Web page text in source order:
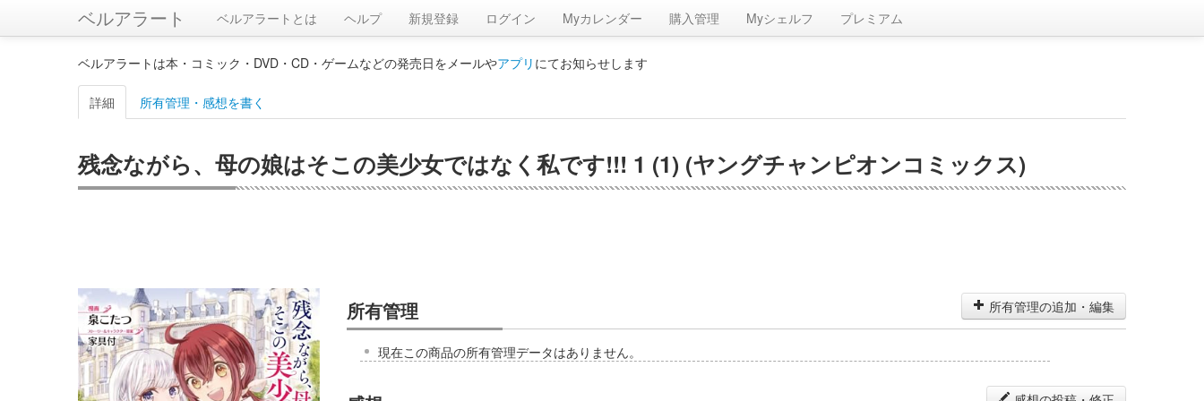
ベルアラート ベルアラートとは ヘルプ 新規登録 ログイン Myカレンダー 購入管理 Myシェルフ プレミアム
ベルアラートは本・コミック・DVD・CD・ゲームなどの発売日をメールやアプリ にてお知らせします
詳細 所有管理・感想を書く
残念ながら、母の娘はそこの美少女ではなく私です!!! 1 (1) (ヤングチャンピオンコミックス)
所有管理 所有管理の追加・編集
現在この商品の所有管理データはありません。